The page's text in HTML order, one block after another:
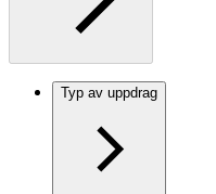
Typ av uppdrag